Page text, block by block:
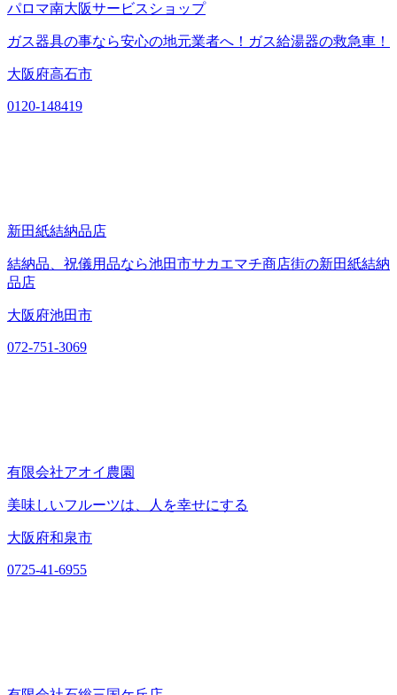
パロマ南大阪サービスショップ
ガス器具の事なら安心の地元業者へ！ガス給湯器の救急車！
大阪府高石市
0120-148419
新田紙結納品店
結納品、祝儀用品なら池田市サカエマチ商店街の新田紙結納
品店
大阪府池田市
072-751-3069
有限会社アオイ農園
美味しいフルーツは、人を幸せにする
大阪府和泉市
0725-41-6955